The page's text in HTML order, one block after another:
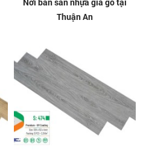
Thuận An